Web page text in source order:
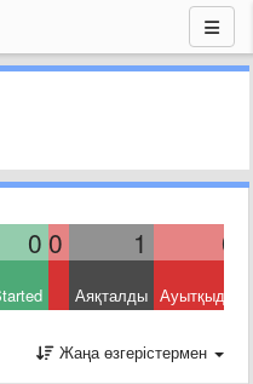
0 0 1 0
Аяқталды Ауытқыды
Жаңа өзгерістермен